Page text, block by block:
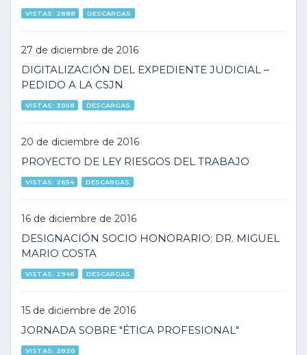
VISTAS: 2888 DESCARGAS
27 de diciembre de 2016
DIGITALIZACIÓN DEL EXPEDIENTE JUDICIAL –
PEDIDO A LA CSJN
VISTAS: 3058 DESCARGAS
20 de diciembre de 2016
PROYECTO DE LEY RIESGOS DEL TRABAJO
VISTAS: 2654 DESCARGAS
16 de diciembre de 2016
DESIGNACIÓN SOCIO HONORARIO: DR. MIGUEL
MARIO COSTA
VISTAS: 2946 DESCARGAS
15 de diciembre de 2016
JORNADA SOBRE "ÉTICA PROFESIONAL"
VISTAS: 2820